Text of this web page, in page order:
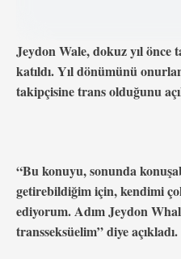
Jeydon Wale, dokuz yıl önce
katıldı. Yıl dönümünü
takipçisine trans olduğunu
“Bu konuyu, sonunda
getirebildiğim için, kendimi
ediyorum. Adım Jeydon
transseksüelim” diye açıkladı.